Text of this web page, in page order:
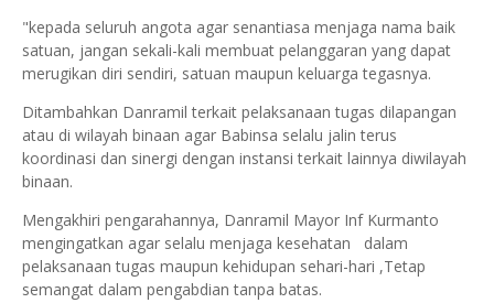
"kepada seluruh angota agar senantiasa menjaga nama baik
satuan, jangan sekali-kali membuat pelanggaran yang dapat
merugikan diri sendiri, satuan maupun keluarga tegasnya.
Ditambahkan Danramil terkait pelaksanaan tugas dilapangan
atau di wilayah binaan agar Babinsa selalu jalin terus
koordinasi dan sinergi dengan instansi terkait lainnya diwilayah
binaan.
Mengakhiri pengarahannya, Danramil Mayor Inf Kurmanto
mengingatkan agar selalu menjaga kesehatan dalam
pelaksanaan tugas maupun kehidupan sehari-hari ,Tetap
semangat dalam pengabdian tanpa batas.